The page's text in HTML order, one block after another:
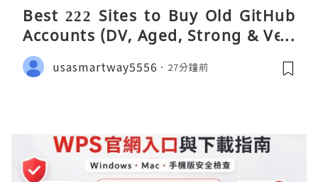
Best 222 Sites to Buy Old GitHub
Accounts (DV, Aged, Strong & Veri
fied)
usasmartway5556 27分鐘前